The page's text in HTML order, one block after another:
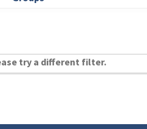
try a different filter.